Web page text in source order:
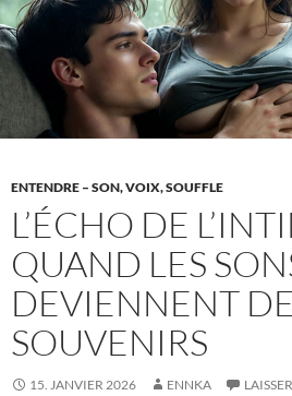
ENTENDRE – SON, VOIX, SOUFFLE
L’ÉCHO DE
QUAND LES
DEVIENNENT
SOUVENIRS
15. JANVIER 2026 ENNKA